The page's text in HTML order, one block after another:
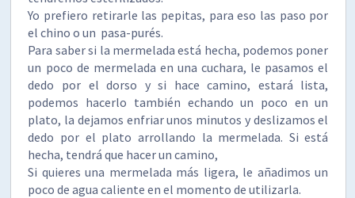
Yo prefiero retirarle las pepitas, para eso las paso por
el chino o un pasa-purés.
Para saber si la mermelada está hecha, podemos poner
un poco de mermelada en una cuchara, le pasamos el
dedo por el dorso y si hace camino, estará lista,
podemos hacerlo también echando un poco en un
plato, la dejamos enfriar unos minutos y deslizamos el
dedo por el plato arrollando la mermelada. Si está
hecha, tendrá que hacer un camino,
Si quieres una mermelada más ligera, le añadimos un
poco de agua caliente en el momento de utilizarla.